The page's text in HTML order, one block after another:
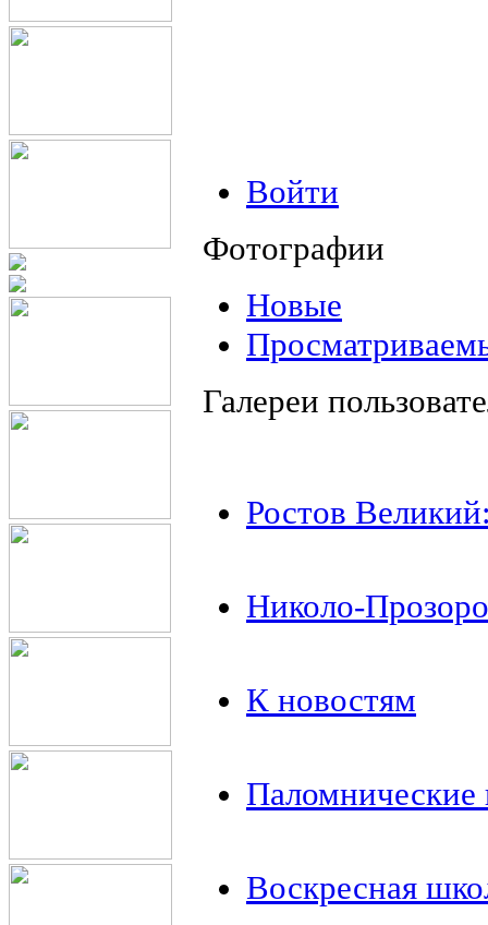
Войти
Фотографии
Новые
Галереи
Ростов
Николо-
К новостям
Паломнические
Воскресная